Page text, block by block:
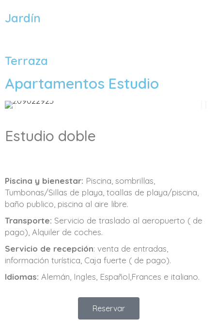
Jardín
Terraza
Apartamentos Estudio
Estudio doble
Piscina y bienestar: Piscina, sombrillas,
Tumbonas/Sillas de playa, toallas de playa/piscina,
baño publico, piscina al aire libre.
Transporte: Servicio de traslado al aeropuerto ( de
pago), Alquiler de coches.
Servicio de recepción: venta de entradas,
información turística, Caja fuerte ( de pago).
Idiomas: Alemán, Ingles, Español,Frances e italiano.
Reservar